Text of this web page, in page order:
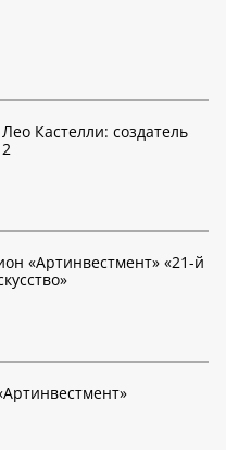
Кастелли: создатель
«Артинвестмент» «21-й